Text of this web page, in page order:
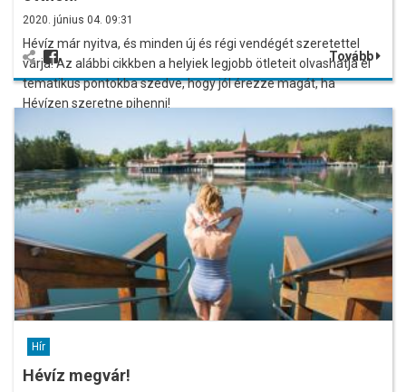
2020. június 04. 09:31
Hévíz már nyitva, és minden új és régi vendégét szeretettel
várja! Az alábbi cikkben a helyiek legjobb ötleteit olvashatja el
tematikus pontokba szedve, hogy jól érezze magát, ha
Hévízen szeretne pihenni!
Tovább
Hír
Hévíz megvár!